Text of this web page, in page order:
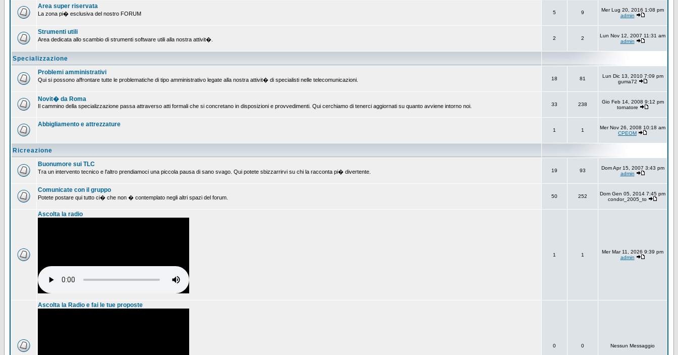
Area super riservata
La zona pi� esclusiva del nostro FORUM 5 9
Mer Lug 20, 2016 1:08 pm
admin
Strumenti utili
Area dedicata allo scambio di strumenti software utili alla nostra attivit�. 2 2
Lun Nov 12, 2007 11:31 am
admin
Specializzazione
Problemi amministrativi
Qui si possono affrontare tutte le problematiche di tipo amministrativo legate alla nostra attivit� di specialisti nelle telecomunicazioni. 18 81
Lun Dic 13, 2010 7:09 pm
guma72
Novit� da Roma
Il cammino della specializzazione passa attraverso atti formali che si concretano in disposizioni e provvedimenti. Qui cerchiamo di tenerci aggiornati su quanto avviene intorno noi. 33 238
Gio Feb 14, 2008 9:12 pm
tornatore
Abbigliamento e attrezzature
1 1
Mer Nov 26, 2008 10:18 am
CPEOM
Ricreazione
Buonumore sui TLC
Tra un intervento tecnico e l'altro prendiamoci una piccola pausa di sano svago. Qui potete sbizzarrirvi su chi la racconta pi� divertente. 19 93
Dom Apr 15, 2007 3:43 pm
admin
Comunicate con il gruppo
Potete postare qui tutto ci� che non � contemplato negli altri spazi del forum. 50 252
Dom Gen 05, 2014 7:45 pm
condor_2005_to
Ascolta la radio
1 1
Mer Mar 11, 2026 9:39 pm
admin
Ascolta la Radio e fai le tue proposte
0 0 Nessun Messaggio